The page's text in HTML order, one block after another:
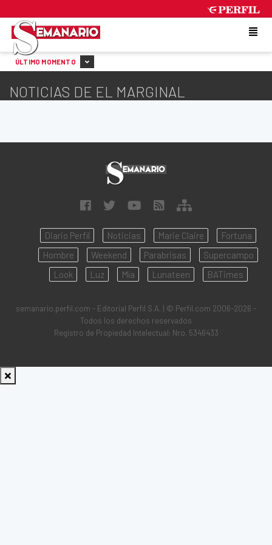
ÚLTIMO MOMENTO
NOTICIAS DE EL MARGINAL
Diario Perfil Noticias Marie Claire
Fortuna
Hombre
Weekend Parabrisas
Supercampo
Look
Luz Mía Lunateen BATimes
semanario.perfil.com - Editorial Perfil S.A. | © Perfil.com 2006-2026 -
Todos los derechos reservados
Registro de Propiedad Intelectual: Nro. 5346433